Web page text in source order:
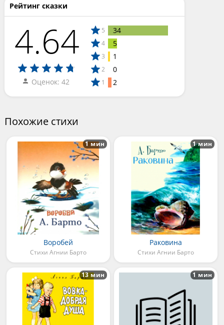
Рейтинг сказки
4.64
Оценок: 42
5 34
4 5
3 1
2 0
1 2
Похожие стихи
Воробей
Стихи Агнии Барто
1 мин
Раковина
Стихи Агнии Барто
1 мин
13 мин 1 мин